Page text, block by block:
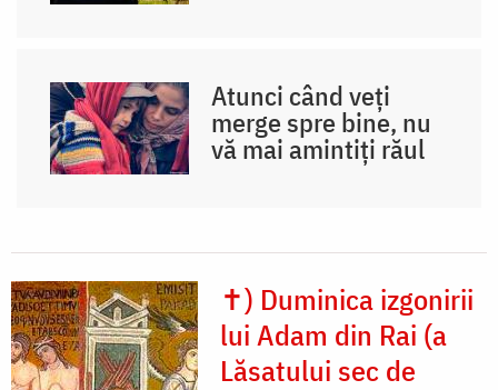
Atunci când veți
merge spre bine, nu
vă mai amintiți răul
✝) Duminica izgonirii
lui Adam din Rai (a
Lăsatului sec de